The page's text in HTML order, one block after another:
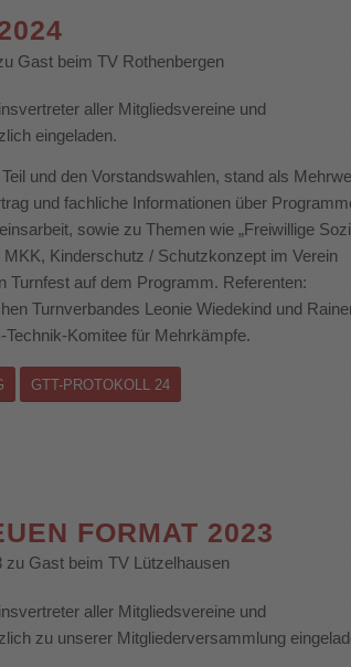
Gast beim TV Rothenbergen
aller Mitgliedsvereine und
eingeladen.
und den Vorstandswahlen, stand als
und fachliche Informationen über
sowie zu Themen wie „Freiwillige
Kinderschutz / Schutzkonzept im Verein
Turnfest auf dem Programm. Referenten:
Turnverbandes Leonie Wiedekind und
Komitee für Mehrkämpfe.
GTT-PROTOKOLL 24
FORMAT 2023
zu Gast beim TV Lützelhausen
aller Mitgliedsvereine und
zu unserer Mitgliederversammlung